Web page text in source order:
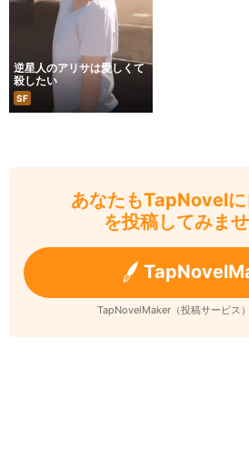
逆星人のアリサは愛しくて
殺したい
SF
あなたもTapNovel
を投稿してみま
TapNovelMaker（投稿サービス